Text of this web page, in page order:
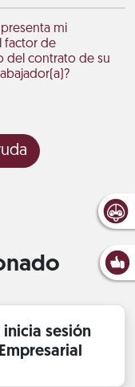
mi
factor de
del contrato de su
sesión